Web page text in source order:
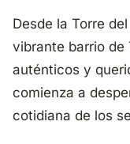
Desde la Torre
vibrante barrio de
auténticos y
comienza a
cotidiana de los